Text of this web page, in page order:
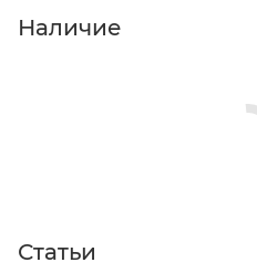
Нажмите кнопку «Оформить
Наличие
Статьи